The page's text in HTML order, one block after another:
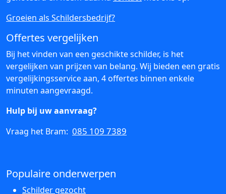
Groeien als Schildersbedrijf?
Offertes vergelijken
Bij het vinden van een geschikte schilder, is het
vergelijken van prijzen van belang. Wij bieden een gratis
vergelijkingsservice aan, 4 offertes binnen enkele
minuten aangevraagd.
Hulp bij uw aanvraag?
Vraag het Bram: 085 109 7389
Populaire onderwerpen
Schilder gezocht